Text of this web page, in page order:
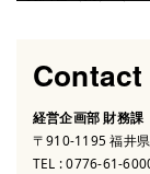
Contact
経営企画部 財務課
〒910-1195 福井
TEL :0776-61-